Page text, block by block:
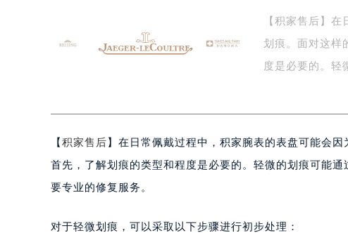
扬州市邗江区国展路29号星耀天地写字楼
盐城市盐都区世纪大道5号盐城金融城写字
泰州市海陵区永定东路399号置地商务中
绍兴市越城区胜利东路379号世茂天际中心
嘉兴市南湖区广益路705号嘉兴世界贸易
南昌市红谷滩新区红谷中大道998号绿地双
广州市天河区天河路230号万菱汇国际中心
【积家售后】
划痕。面对这样
度是必要的。轻
【 积家售后 】在日常佩戴过程中，积家腕表的表盘可能会
首先，了解划痕的类型和程度是必要的。轻微的划痕可能
要专业的修复服务。
对于轻微划痕，可以采取以下步骤进行初步处理：